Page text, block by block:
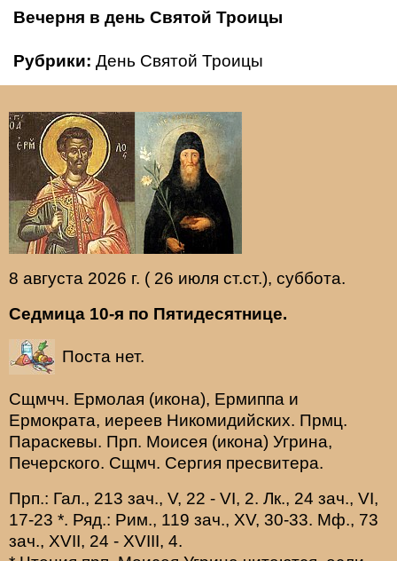
Вечерня в день Святой Троицы
Рубрики: День Святой Троицы
8 августа 2026 г. ( 26 июля ст.ст.), суббота.
Седмица 10-я по Пятидесятнице.
Поста нет.
Сщмчч. Ермолая (икона), Ермиппа и
Ермократа, иереев Никомидийских. Прмц.
Параскевы. Прп. Моисея (икона) Угрина,
Печерского. Сщмч. Сергия пресвитера.
Прп.: Гал., 213 зач., V, 22 - VI, 2. Лк., 24 зач., VI,
17-23 *. Ряд.: Рим., 119 зач., XV, 30-33. Мф., 73
зач., XVII, 24 - XVIII, 4.